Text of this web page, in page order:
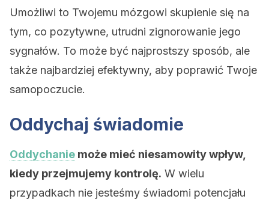
Umożliwi to Twojemu mózgowi skupienie się na
tym, co pozytywne, utrudni zignorowanie jego
sygnałów. To może być najprostszy sposób, ale
także najbardziej efektywny, aby poprawić Twoje
samopoczucie.
Oddychaj świadomie
Oddychanie może mieć niesamowity wpływ,
kiedy przejmujemy kontrolę. W wielu
przypadkach nie jesteśmy świadomi potencjału